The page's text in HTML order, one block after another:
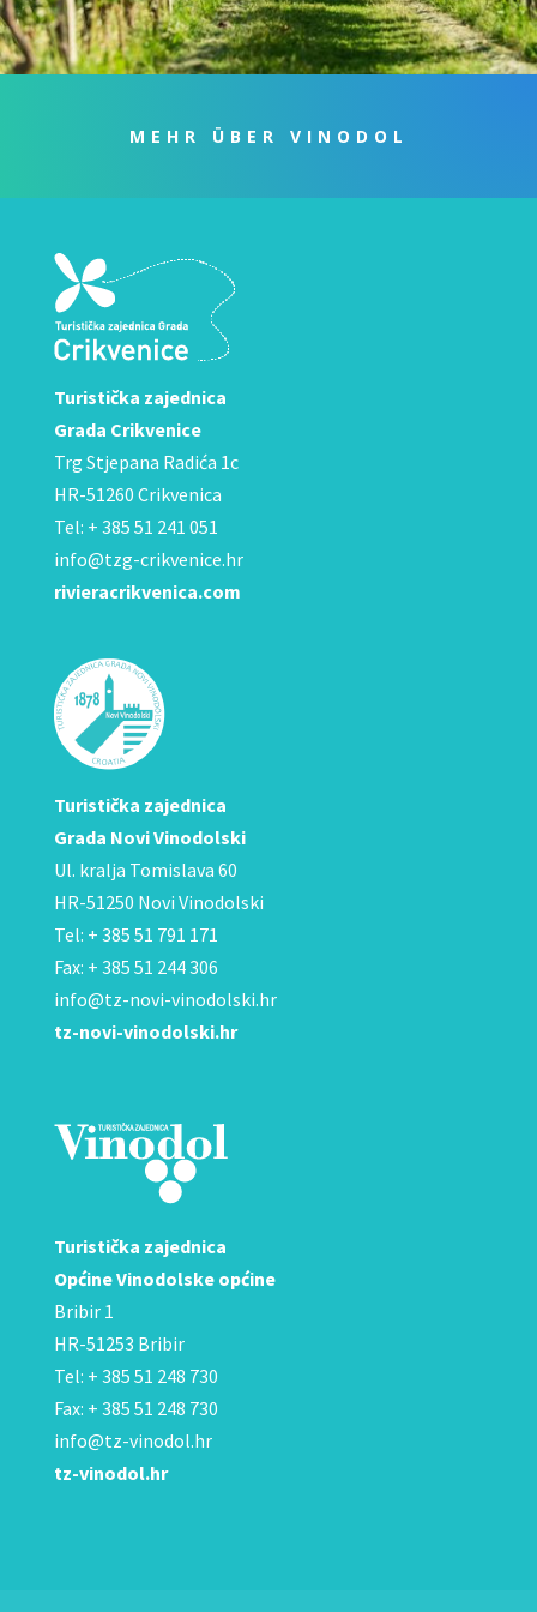
MEHR ÜBER VINODOL
Turistička zajednica
Grada Crikvenice
Trg Stjepana Radića 1c
HR-51260 Crikvenica
Tel: + 385 51 241 051
info@tzg-crikvenice.hr
rivieracrikvenica.com
Turistička zajednica
Grada Novi Vinodolski
Ul. kralja Tomislava 60
HR-51250 Novi Vinodolski
Tel: + 385 51 791 171
Fax: + 385 51 244 306
info@tz-novi-vinodolski.hr
tz-novi-vinodolski.hr
Turistička zajednica
Općine Vinodolske općine
Bribir 1
HR-51253 Bribir
Tel: + 385 51 248 730
Fax: + 385 51 248 730
info@tz-vinodol.hr
tz-vinodol.hr